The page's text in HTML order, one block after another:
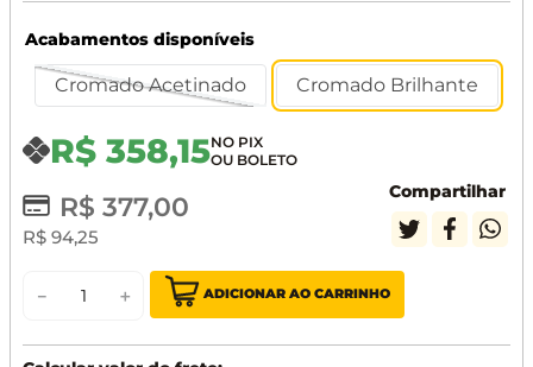
Acabamentos disponíveis
Cromado Acetinado Cromado Brilhante
R$ 358,15
R$ 377,00
R$ 94,25
Compartilhar
＋
－ ADICIONAR AO CARRINHO